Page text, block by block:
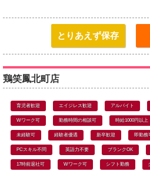
とりあえず保存
鶏笑鳳北町店
育児者歓迎 エイジレス歓迎 アルバイト
Wワーク可 勤務時間の相談可 時給1000円以上
未経験可 経験者優遇 新卒歓迎 即勤務
PCスキル不問 英語力不要 ブランクOK
17時前退社可 Wワーク可 シフト勤務